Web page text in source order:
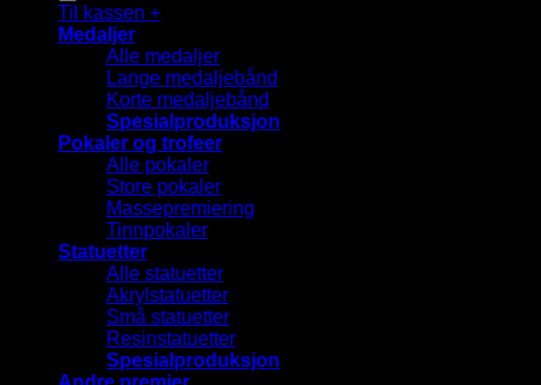
Til kassen +
Medaljer
Alle medaljer
Lange medaljebånd
Korte medaljebånd
Spesialproduksjon
Pokaler og trofeer
Alle pokaler
Store pokaler
Massepremiering
Tinnpokaler
Statuetter
Alle statuetter
Akrylstatuetter
Små statuetter
Resinstatuetter
Spesialproduksjon